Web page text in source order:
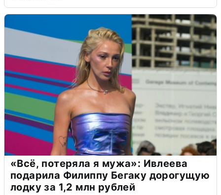
«Всё, потеряла я мужа»: Ивлеева
подарила Филиппу Бегаку дорогущую
лодку за 1,2 млн рублей